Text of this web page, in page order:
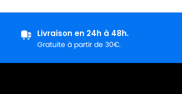
Livraison en 24h à 48h.
Gratuite à partir de 30€.